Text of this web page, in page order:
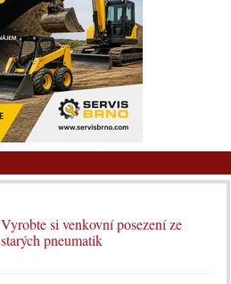
Vyrobte si venkovní posezení ze
starých pneumatik